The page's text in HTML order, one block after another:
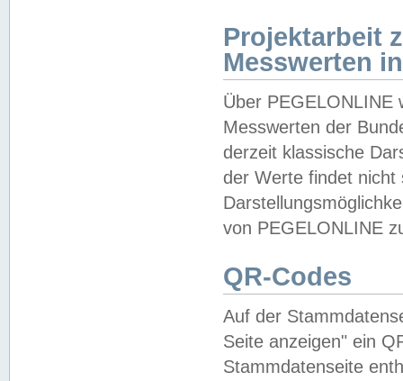
Projektarbeit
Messwerten
Über PEGELONLINE
Messwerten der
derzeit klassische
der Werte findet
von PEGELONLINE
QR-Codes
Auf der
Seite anzeigen" ein
Stammdatenseite